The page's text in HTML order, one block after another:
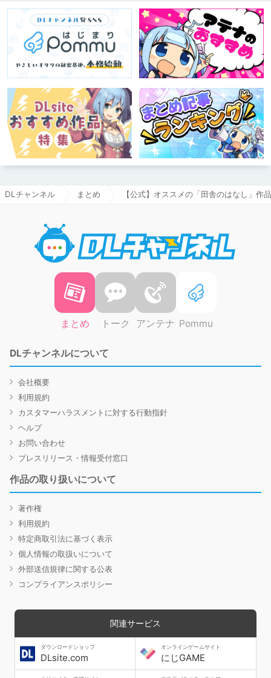
DLチャンネル まとめ 【公式】オススメの「田舎のはなし」作
まとめ トーク アンテナ Pommu
DLチャンネルについて
会社概要
利用規約
カスタマーハラスメントに対する行動指針
ヘルプ
お問い合わせ
プレスリリース・情報受付窓口
作品の取り扱いについて
著作権
利用規約
特定商取引法に基づく表示
個人情報の取扱いについて
外部送信規律に関する公表
コンプライアンスポリシー
関連サービス
ダウンロードショップ
DLsite.com
オンラインゲームサイト
にじGAME